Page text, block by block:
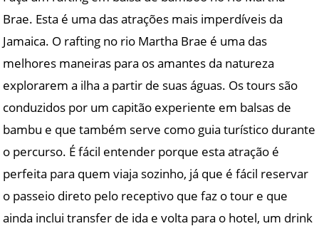
Brae. Esta é uma das atrações mais imperdíveis da
Jamaica. O rafting no rio Martha Brae é uma das
melhores maneiras para os amantes da natureza
explorarem a ilha a partir de suas águas. Os tours são
conduzidos por um capitão experiente em balsas de
bambu e que também serve como guia turístico durante
o percurso. É fácil entender porque esta atração é
perfeita para quem viaja sozinho, já que é fácil reservar
o passeio direto pelo receptivo que faz o tour e que
ainda inclui transfer de ida e volta para o hotel, um drink